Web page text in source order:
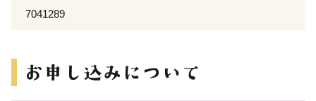
7041289